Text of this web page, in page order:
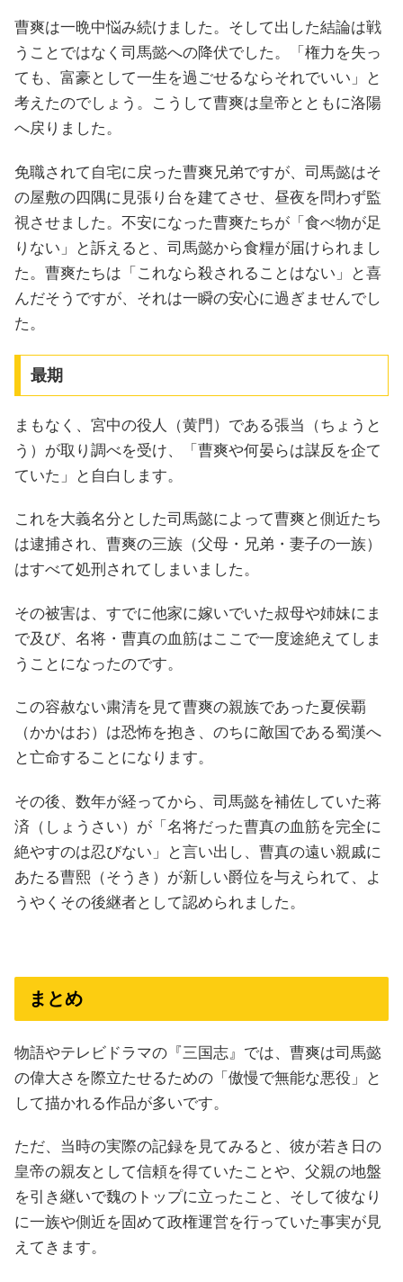
曹爽は一晩中悩み続けました。そして出した結論は戦
うことではなく司馬懿への降伏でした。「権力を失っ
ても、富豪として一生を過ごせるならそれでいい」と
考えたのでしょう。こうして曹爽は皇帝とともに洛陽
へ戻りました。
免職されて自宅に戻った曹爽兄弟ですが、司馬懿はそ
の屋敷の四隅に見張り台を建てさせ、昼夜を問わず監
視させました。不安になった曹爽たちが「食べ物が足
りない」と訴えると、司馬懿から食糧が届けられまし
た。曹爽たちは「これなら殺されることはない」と喜
んだそうですが、それは一瞬の安心に過ぎませんでし
た。
最期
まもなく、宮中の役人（黄門）である張当（ちょうと
う）が取り調べを受け、「曹爽や何晏らは謀反を企て
ていた」と自白します。
これを大義名分とした司馬懿によって曹爽と側近たち
は逮捕され、曹爽の三族（父母・兄弟・妻子の一族）
はすべて処刑されてしまいました。
その被害は、すでに他家に嫁いでいた叔母や姉妹にま
で及び、名将・曹真の血筋はここで一度途絶えてしま
うことになったのです。
この容赦ない粛清を見て曹爽の親族であった夏侯覇
（かかはお）は恐怖を抱き、のちに敵国である蜀漢へ
と亡命することになります。
その後、数年が経ってから、司馬懿を補佐していた蒋
済（しょうさい）が「名将だった曹真の血筋を完全に
絶やすのは忍びない」と言い出し、曹真の遠い親戚に
あたる曹熙（そうき）が新しい爵位を与えられて、よ
うやくその後継者として認められました。
まとめ
物語やテレビドラマの『三国志』では、曹爽は司馬懿
の偉大さを際立たせるための「傲慢で無能な悪役」と
して描かれる作品が多いです。
ただ、当時の実際の記録を見てみると、彼が若き日の
皇帝の親友として信頼を得ていたことや、父親の地盤
を引き継いで魏のトップに立ったこと、そして彼なり
に一族や側近を固めて政権運営を行っていた事実が見
えてきます。